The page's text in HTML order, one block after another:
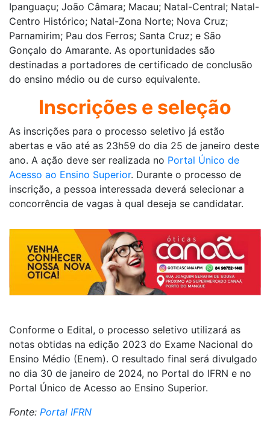
Ipanguaçu; João Câmara; Macau; Natal-Central; Natal-
Centro Histórico; Natal-Zona Norte; Nova Cruz;
Parnamirim; Pau dos Ferros; Santa Cruz; e São
Gonçalo do Amarante. As oportunidades são
destinadas a portadores de certificado de conclusão
do ensino médio ou de curso equivalente.
Inscrições e seleção
As inscrições para o processo seletivo já estão
abertas e vão até as 23h59 do dia 25 de janeiro deste
ano. A ação deve ser realizada no Portal Único de
Acesso ao Ensino Superior. Durante o processo de
inscrição, a pessoa interessada deverá selecionar a
concorrência de vagas à qual deseja se candidatar.
Conforme o Edital, o processo seletivo utilizará as
notas obtidas na edição 2023 do Exame Nacional do
Ensino Médio (Enem). O resultado final será divulgado
no dia 30 de janeiro de 2024, no Portal do IFRN e no
Portal Único de Acesso ao Ensino Superior.
Fonte: Portal IFRN